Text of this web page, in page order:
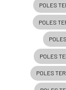
POLES
POLES
POLES
POLES